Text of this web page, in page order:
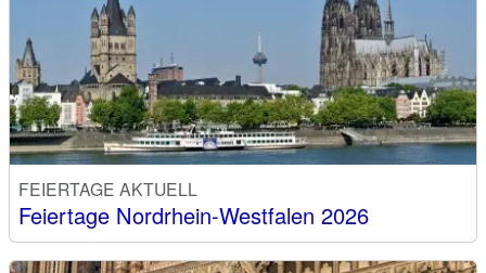
FEIERTAGE AKTUELL
Feiertage Nordrhein-Westfalen 2026